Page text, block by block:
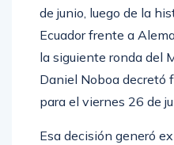
de junio, luego de la
Ecuador frente a
la siguiente ronda del
Daniel Noboa decretó
para el viernes 26 de
Esa decisión generó